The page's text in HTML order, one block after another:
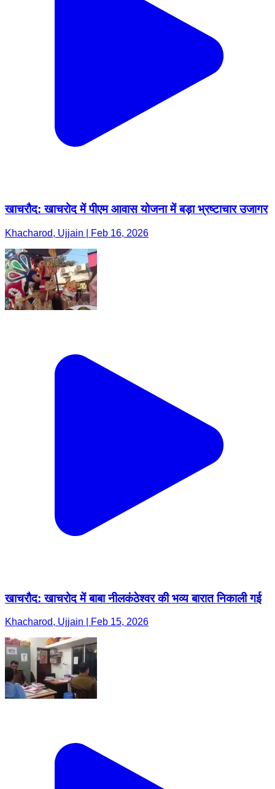
खाचरौद: खाचरोद में पीएम आवास योजना में बड़ा भ्रष्टाचार उजागर
Khacharod, Ujjain | Feb 16, 2026
खाचरौद: खाचरोद में बाबा नीलकंठेश्वर की भव्य बारात निकाली गई
Khacharod, Ujjain | Feb 15, 2026